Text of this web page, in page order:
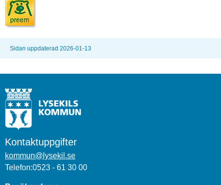
Sidan uppdaterad 2026-01-13
Kontaktuppgifter
kommun@lysekil.se
Telefon:0523 - 61 30 00